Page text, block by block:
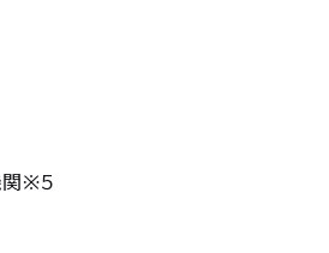
※５